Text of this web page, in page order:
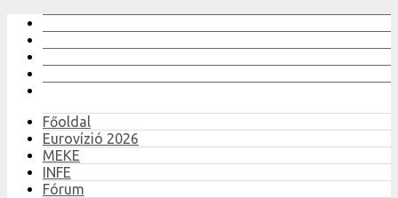
Főoldal
Eurovízió 2026
MEKE
INFE
Fórum